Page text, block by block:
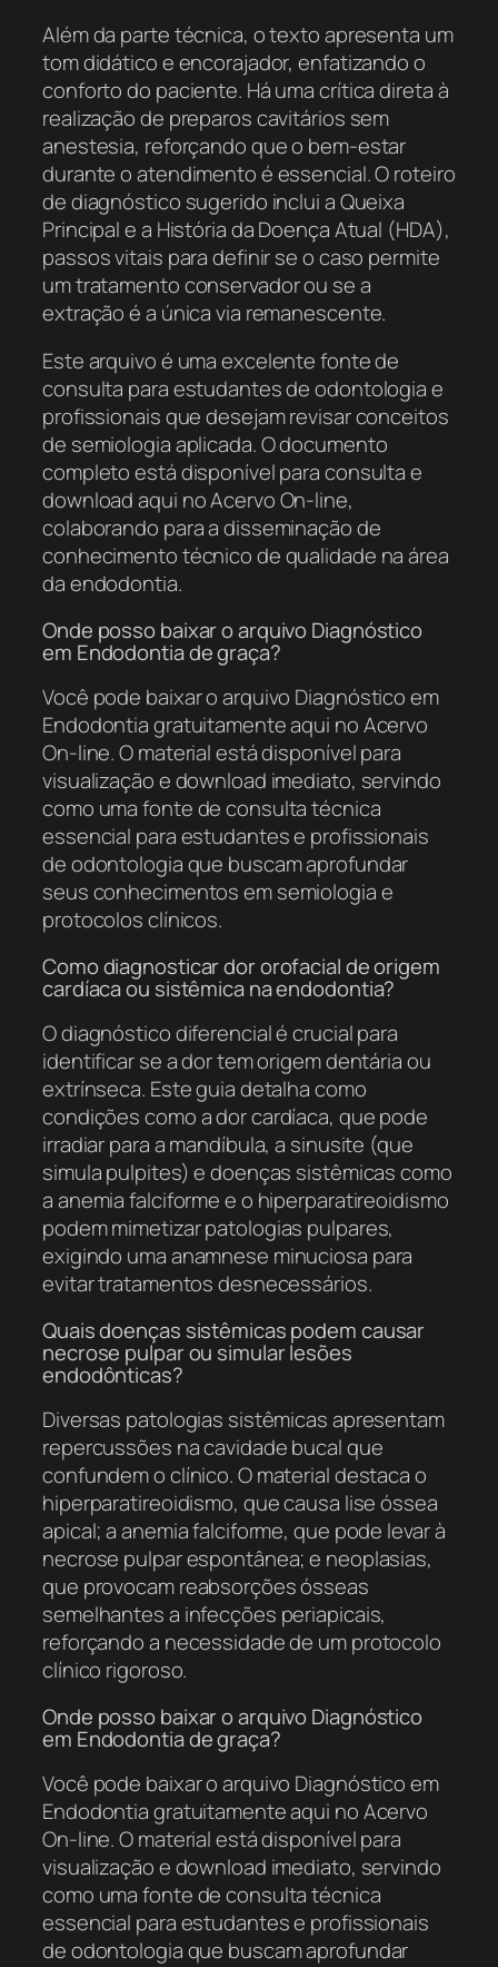
Além da parte técnica, o texto apresenta um
tom didático e encorajador, enfatizando o
conforto do paciente. Há uma crítica direta à
realização de preparos cavitários sem
anestesia, reforçando que o bem-estar
durante o atendimento é essencial. O roteiro
de diagnóstico sugerido inclui a Queixa
Principal e a História da Doença Atual (HDA),
passos vitais para definir se o caso permite
um tratamento conservador ou se a
extração é a única via remanescente.
Este arquivo é uma excelente fonte de
consulta para estudantes de odontologia e
profissionais que desejam revisar conceitos
de semiologia aplicada. O documento
completo está disponível para consulta e
download aqui no Acervo On-line,
colaborando para a disseminação de
conhecimento técnico de qualidade na área
da endodontia.
Onde posso baixar o arquivo Diagnóstico
em Endodontia de graça?
Você pode baixar o arquivo Diagnóstico em
Endodontia gratuitamente aqui no Acervo
On-line. O material está disponível para
visualização e download imediato, servindo
como uma fonte de consulta técnica
essencial para estudantes e profissionais
de odontologia que buscam aprofundar
seus conhecimentos em semiologia e
protocolos clínicos.
Como diagnosticar dor orofacial de origem
cardíaca ou sistêmica na endodontia?
O diagnóstico diferencial é crucial para
identificar se a dor tem origem dentária ou
extrínseca. Este guia detalha como
condições como a dor cardíaca, que pode
irradiar para a mandíbula, a sinusite (que
simula pulpites) e doenças sistêmicas como
a anemia falciforme e o hiperparatireoidismo
podem mimetizar patologias pulpares,
exigindo uma anamnese minuciosa para
evitar tratamentos desnecessários.
Quais doenças sistêmicas podem causar
necrose pulpar ou simular lesões
endodônticas?
Diversas patologias sistêmicas apresentam
repercussões na cavidade bucal que
confundem o clínico. O material destaca o
hiperparatireoidismo, que causa lise óssea
apical; a anemia falciforme, que pode levar à
necrose pulpar espontânea; e neoplasias,
que provocam reabsorções ósseas
semelhantes a infecções periapicais,
reforçando a necessidade de um protocolo
clínico rigoroso.
Onde posso baixar o arquivo Diagnóstico
em Endodontia de graça?
Você pode baixar o arquivo Diagnóstico em
Endodontia gratuitamente aqui no Acervo
On-line. O material está disponível para
visualização e download imediato, servindo
como uma fonte de consulta técnica
essencial para estudantes e profissionais
de odontologia que buscam aprofundar